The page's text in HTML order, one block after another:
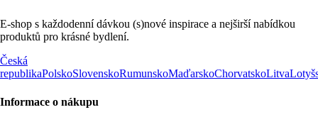
E-shop s každodenní dávkou (s)nové inspirace a nejširší nabídkou
produktů pro krásné bydlení.
Česká
republikaPolskoSlovenskoRumunskoMaďarskoChorvatskoLitva
Informace o nákupu